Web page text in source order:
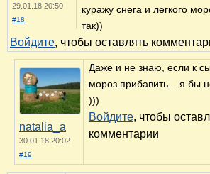
29.01.18 20:50
#18
куражу снега и легкого
так))
Войдите, чтобы оставлять
natalia_a
30.01.18 20:02
#19
Даже и не знаю, если к
мороз прибавить... я бы
)))
Войдите, чтобы
комментарии